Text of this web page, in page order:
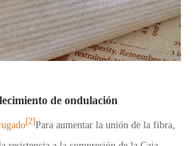
de ondulación
[2] Para aumentar la unión de la fibra,